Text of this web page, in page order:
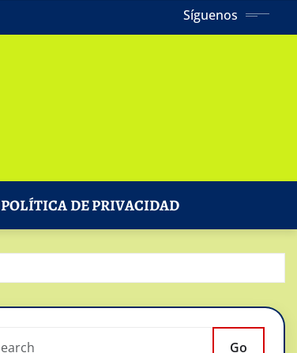
Síguenos
POLÍTICA DE PRIVACIDAD
Go